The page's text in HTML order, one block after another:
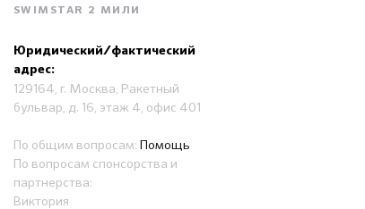
SWIMSTAR 2 МИЛИ
Юридический/фактический
адрес:
129164, г. Москва, Ракетный
бульвар, д. 16, этаж 4, офис 401
По общим вопросам: Помощь
По вопросам спонсорства и
партнерства:
Виктория